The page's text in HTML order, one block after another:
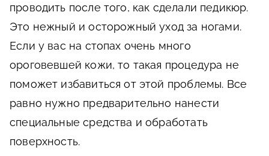
проводить после того, как сделали педикюр.
Это нежный и осторожный уход за ногами.
Если у вас на стопах очень много
ороговевшей кожи, то такая процедура не
поможет избавиться от этой проблемы. Все
равно нужно предварительно нанести
специальные средства и обработать
поверхность.